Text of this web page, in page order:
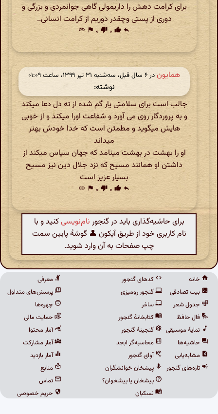
برای کرامت دهش را داریمولی گاهی جوانمردی و بزرگی و
دوری از پستی وچقدر دوریم از کرامت انسانی..
reply
thumb_up ۰ thumb_down ۰ flag
link
همایوندر ‫۶ سال قبل، سه‌شنبه ۳۱ تیر ۱۳۹۹، ساعت ۰۱:۰۹
نوشته:
جالب است برای سلامتی یار گم شده از ته دل دعا میکند
و به پروردگار روی می آورد و شفاعت اورا میکند و از خوبی
هایش میگوید و مطمئن است که خدا خودش بهتر
میداند
او را بهشت در بهشت مینامد که جهان سپاس میکند از
داشتن او همانند مسیح که نزد جلال دین نیز مسیح
بسیار عزیز است
reply
thumb_up ۰ thumb_down ۰ flag
link
برای حاشیه‌گذاری باید در گنجور نام‌نویسیکنید و با
نام کاربری خود از طریق آیکون 👤 گوشهٔ پایین سمت
چپ صفحات به آن وارد شوید.
خانه
بیت تصادفی
جدول شعر
فال حافظ
نمایهٔ موسیقی
حاشیه‌ها
مشابه‌یابی
تازه‌های گنجور
کدهای گنجور
گنجور رومیزی
ساغر
کتابخانهٔ گنجور
گنجینهٔ گنجور
محاسبه‌گر ابجد
آوای گنجور
پیشخان خوانشگران
پیشخان یا پیشخوان؟
نسکبان
معرفی
پرسش‌های متداول
چهره‌ها
حمایت مالی
آمار محتوا
آمار مشارکت
آمار بازدید
منابع
تماس
حریم خصوصی